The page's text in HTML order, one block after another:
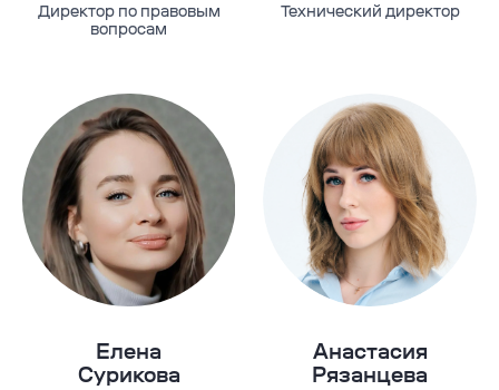
Директор по правовым
вопросам
Технический директор
Елена
Сурикова
Анастасия
Рязанцева